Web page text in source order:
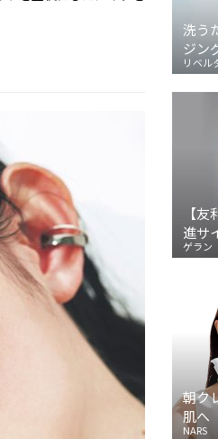
洗う
ジン
リベル
【
進サ
ゲラン
朝ク
肌へ
NARS